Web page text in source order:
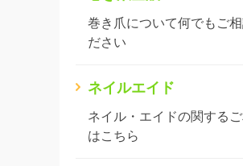
巻き爪について何でもご相
ださい
ネイルエイド
ネイル・エイドの関する
はこちら